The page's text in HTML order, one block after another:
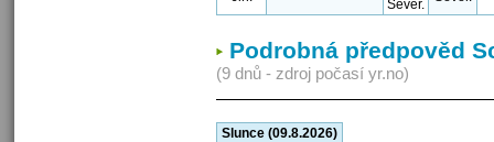
Podrobná předpověd
(9 dnů - zdroj počasí yr.no)
Slunce (09.8.2026)